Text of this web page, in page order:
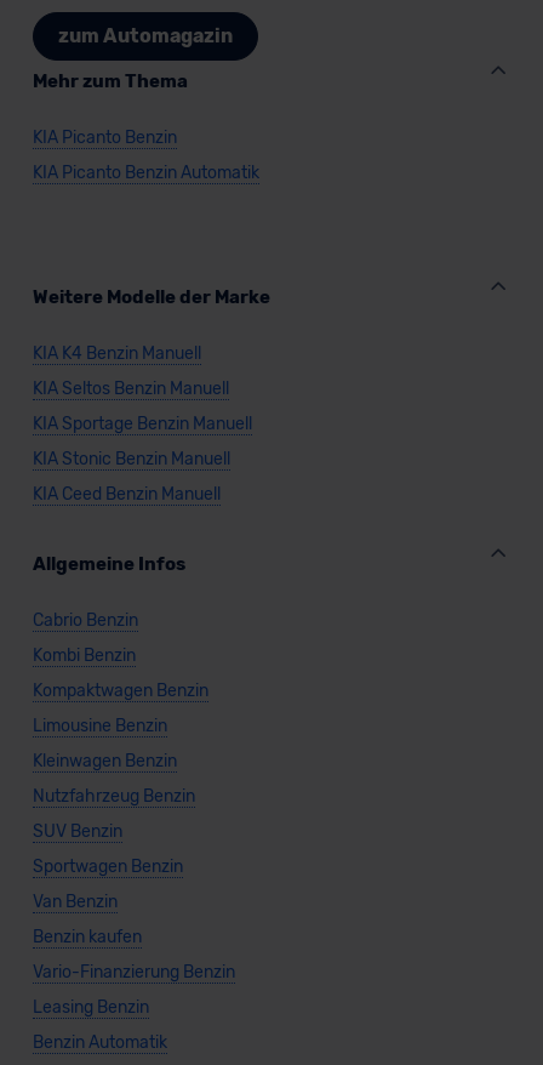
unserem Datenschutzbeauftragten unter
datenschutz@meinauto.de anfordern.
zum Automagazin
Mehr zum Thema
KIA Picanto Benzin
KIA Picanto Benzin Automatik
Weitere Modelle der Marke
KIA K4 Benzin Manuell
KIA Seltos Benzin Manuell
KIA Sportage Benzin Manuell
KIA Stonic Benzin Manuell
KIA Ceed Benzin Manuell
Allgemeine Infos
Cabrio Benzin
Kombi Benzin
Kompaktwagen Benzin
Limousine Benzin
Kleinwagen Benzin
Nutzfahrzeug Benzin
SUV Benzin
Sportwagen Benzin
Van Benzin
Benzin kaufen
Vario-Finanzierung Benzin
Leasing Benzin
Benzin Automatik